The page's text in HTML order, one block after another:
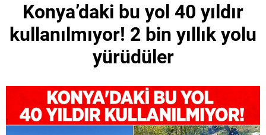
Konya’daki bu yol 40 yıldır
kullanılmıyor! 2 bin yıllık yolu
yürüdüler